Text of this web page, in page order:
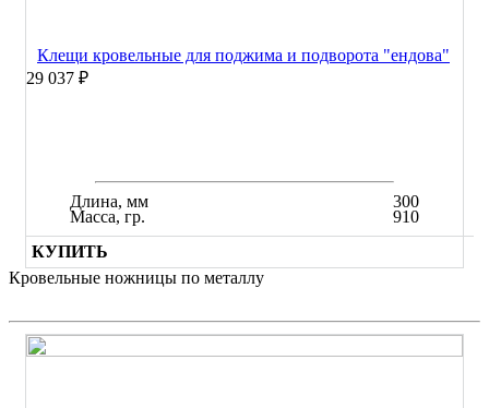
Клещи кровельные для поджима и подворота "ендова"
29 037 ₽
Длина, мм
Масса, гр.
300
910
КУПИТЬ
Кровельные ножницы по металлу